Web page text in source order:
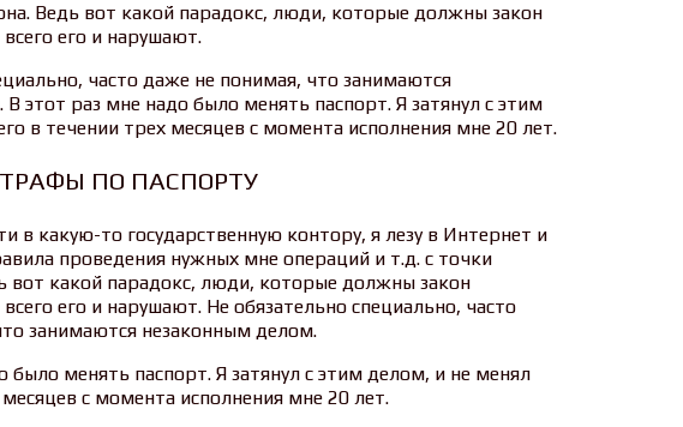
Ведь вот какой парадокс, люди, которые должны закон
его и нарушают.
часто даже не понимая, что занимаются
этот раз мне надо было менять паспорт. Я затянул с этим
в течении трех месяцев с момента исполнения мне 20 лет.
ПО ПАСПОРТУ
в какую-то государственную контору, я лезу в Интернет и
проведения нужных мне операций и т.д. с точки
вот какой парадокс, люди, которые должны закон
его и нарушают. Не обязательно специально, часто
занимаются незаконным делом.
было менять паспорт. Я затянул с этим делом, и не менял
с момента исполнения мне 20 лет.